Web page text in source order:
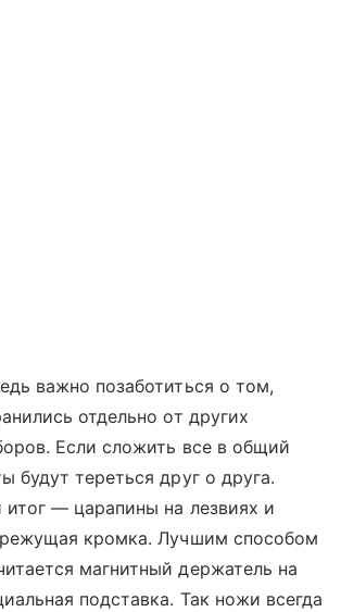
важно позаботиться о том,
отдельно от других
Если сложить все в общий
будут тереться друг о друга.
— царапины на лезвиях и
кромка. Лучшим способом
магнитный держатель на
подставка. Так ножи всегда